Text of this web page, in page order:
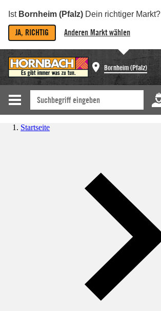
Ist Bornheim (Pfalz) Dein richtiger Markt?
JA, RICHTIG Anderen Markt wählen
Bornheim (Pfalz)
Startseite